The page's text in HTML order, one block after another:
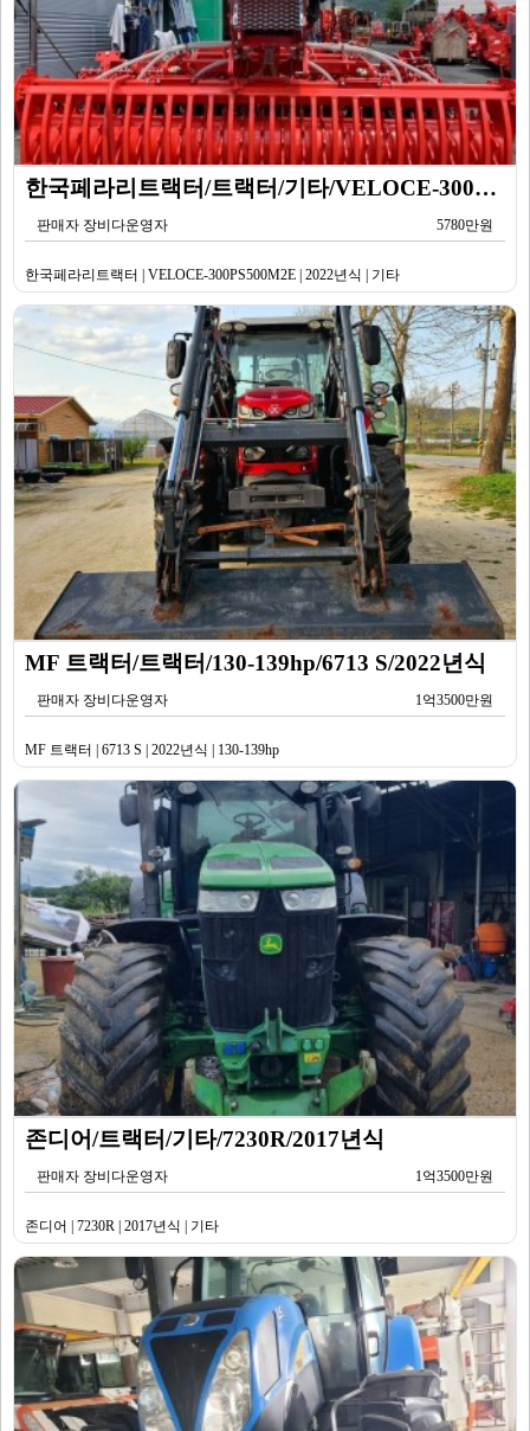
한국페라리트랙터/트랙터/기타/VELOCE-300PS500M2E/2022년식
판매자 장비다운영자 5780만원
한국페라리트랙터 | VELOCE-300PS500M2E | 2022년식 | 기타
MF 트랙터/트랙터/130-139hp/6713 S/2022년식
판매자 장비다운영자 1억3500만원
MF 트랙터 | 6713 S | 2022년식 | 130-139hp
존디어/트랙터/기타/7230R/2017년식
판매자 장비다운영자 1억3500만원
존디어 | 7230R | 2017년식 | 기타